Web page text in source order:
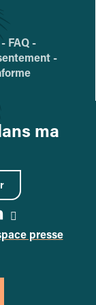
FAQ -
-
ma
la page
à laà la
presse